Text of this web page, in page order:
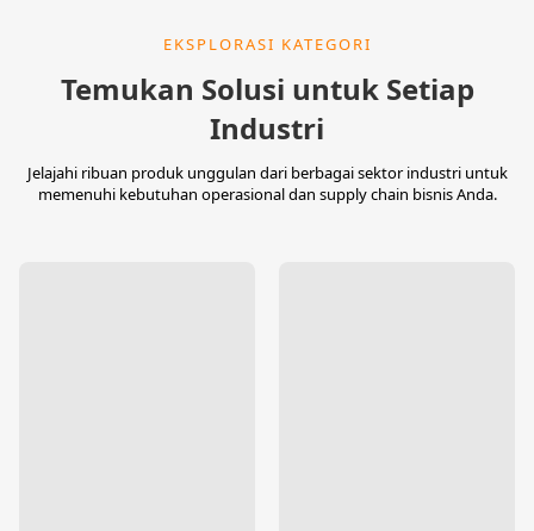
EKSPLORASI KATEGORI
Temukan Solusi untuk Setiap
Industri
Jelajahi ribuan produk unggulan dari berbagai sektor industri untuk
memenuhi kebutuhan operasional dan supply chain bisnis Anda.